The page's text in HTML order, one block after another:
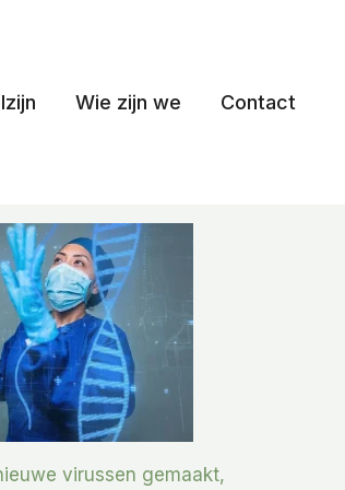
Wie zijn we Contact
virussen gemaakt,